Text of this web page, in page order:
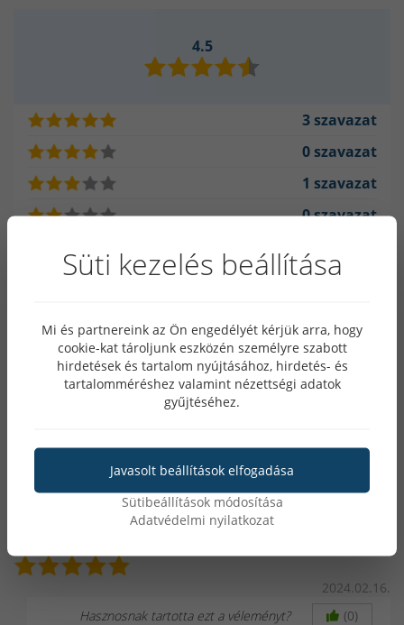
4.5
3 szavazat
0 szavazat
1 szavazat
0 szavazat
A termék vásárlója
2024.06.14.
(0)
A termék vásárlója
2024.02.16.
Hasznosnak tartotta ezt a véleményt?
(0)
Süti kezelés beállítása
Mi és partnereink az Ön engedélyét kérjük arra, hogy
cookie-kat tároljunk eszközén személyre szabott
hirdetések és tartalom nyújtásához, hirdetés- és
tartalomméréshez valamint nézettségi adatok
gyűjtéséhez.
Javasolt beállítások elfogadása
Sütibeállítások módosítása
Adatvédelmi nyilatkozat